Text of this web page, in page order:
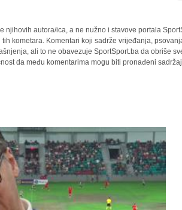
njihovih autora/ica, a ne nužno i stavove portala
kometara. Komentari koji sadrže vrijeđanja,
ali to ne obavezuje SportSport.ba da obriše
da među komentarima mogu biti pronađeni